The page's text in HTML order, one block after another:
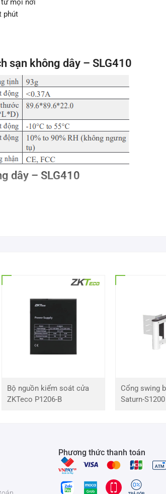
mọi nơi
phút
sạn không dây – SLG410
dây – SLG410
Bộ nguồn kiểm soát cửa
ZKTeco P1206-B
Cổng swing
Saturn-
Phương thức thanh toán